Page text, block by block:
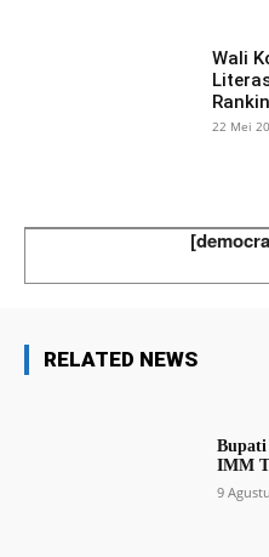
Wali
22 Mei
RELATED NEWS
IMM
9